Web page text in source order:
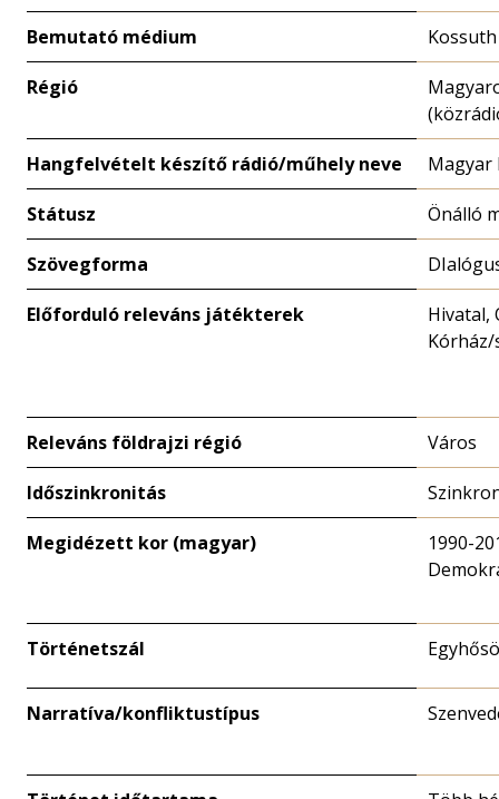
Bemutató médium Kossuth
Régió
Hangfelvételt készítő rádió/műhely neve Magyar
Státusz Önálló
Szövegforma
Előforduló releváns játékterek
Hivatal,
Releváns földrajzi régió Város
Időszinkronitás
Megidézett kor (magyar)
1990-
Történetszál
Narratíva/konfliktustípus